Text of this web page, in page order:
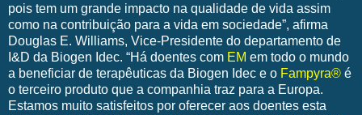
pois tem um grande impacto na qualidade de vida assim
como na contribuição para a vida em sociedade”, afirma
Douglas E. Williams, Vice-Presidente do departamento de
I&D da Biogen Idec. “Há doentes com EM em todo o mundo
a beneficiar de terapêuticas da Biogen Idec e o Fampyra® é
o terceiro produto que a companhia traz para a Europa.
Estamos muito satisfeitos por oferecer aos doentes esta